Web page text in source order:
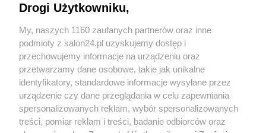
Sport
Społeczeństwo
Kultura
Drogi Użytkowniku,
My, naszych 1160 zaufanych partnerów oraz inne
podmioty z salon24.pl uzyskujemy dostęp i
przechowujemy informacje na urządzeniu oraz
przetwarzamy dane osobowe, takie jak unikalne
identyfikatory, standardowe informacje wysyłane przez
urządzenie czy dane przeglądania w celu zapewniania
spersonalizowanych reklam, wybór spersonalizowanych
treści, pomiar reklam i treści, badanie odbiorców oraz